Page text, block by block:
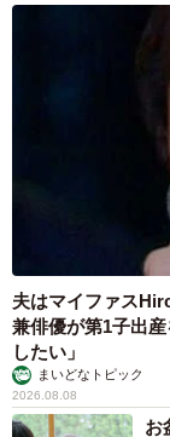
築工法が使われ
て居心地が良く
としても最適。
す」（堀部さん）
会場内バスの活
の海上部分も走
ことができます
夫はマイファス
兼俳優が第1子出
したい」
まいどなトピック
2026.08.08
お